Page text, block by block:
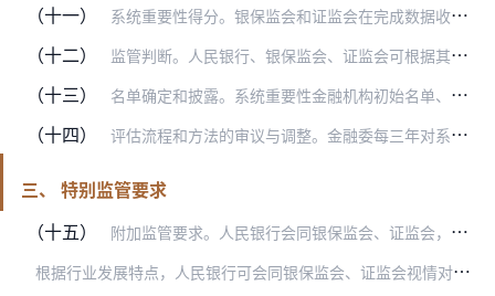
（十一） 系统重要性得分。银保监会和证监会在完成数据收集后，计算参评机构系统重要性得分。除另行规定计算方法的情形外，每一参评机构具体指标值占全部参评机构该指标总和的比重与…
（十二） 监管判断。人民银行、银保监会、证监会可根据其他定量或定性辅助信息，提出将系统重要性得分低于阈值的金融机构加入系统重要性金融机构名单的监管判断建议，与初始名单一并…
（十三） 名单确定和披露。系统重要性金融机构初始名单、相应金融机构填报的数据和系统重要性得分、监管判断建议及依据于每年8月底之前提交金融委审议。系统重要性金融机构最终名单…
（十四） 评估流程和方法的审议与调整。金融委每三年对系统重要性金融机构的评估流程和方法进行审议，并进行必要调整与完善。行业发生显著变化、现有评估流程和方法不能满足防范系统…
三、 特别监管要求
（十五）
附加监管要求。人民银行会同银保监会、证监会，在最低资本要求、储备资本和逆周期资本要求之外，针对系统重要性金融机构提出附加资本要求和杠杆率要求，报金融委审议通过后…
根
据行业发展特点，人民银行可会同银保监会、证监会视情对高得分组别系统重要性金融机构提出流动性、大额风险暴露等其他附加监管要求，报金融委审议通过后施行。